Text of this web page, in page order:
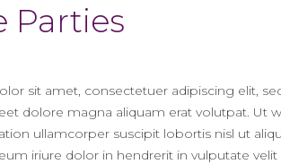
Parties
sit amet, consectetuer adipiscing elit,
dolore magna aliquam erat volutpat. Ut
ullamcorper suscipit lobortis nisl ut
iriure dolor in hendrerit in vulputate